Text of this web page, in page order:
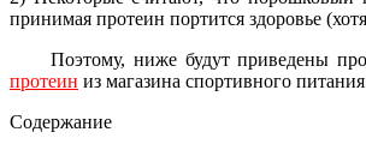
принимая протеин портится здоровье
Поэтому, ниже будут приведены
протеин из магазина спортивного
Содержание